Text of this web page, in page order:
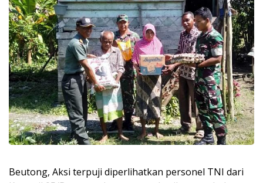
Beutong, Aksi terpuji diperlihatkan personel TNI dari